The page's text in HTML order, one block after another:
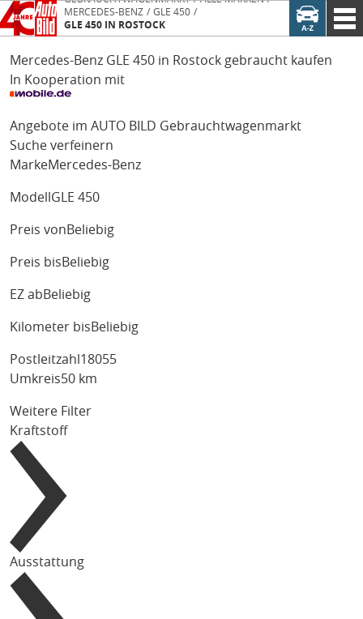
MERCEDES-BENZ
GLE 450
GLE 450 IN ROSTOCK
Mercedes-Benz GLE 450 in Rostock gebraucht kaufen
In Kooperation mit
Angebote im AUTO BILD Gebrauchtwagenmarkt
Suche verfeinern
MarkeMercedes-Benz
Modell GLE 450
Preis von Beliebig
Preis bis Beliebig
EZ ab Beliebig
Kilometer bis Beliebig
Postleitzahl
Umkreis50 km
Weitere Filter
Kraftstoff
Ausstattung